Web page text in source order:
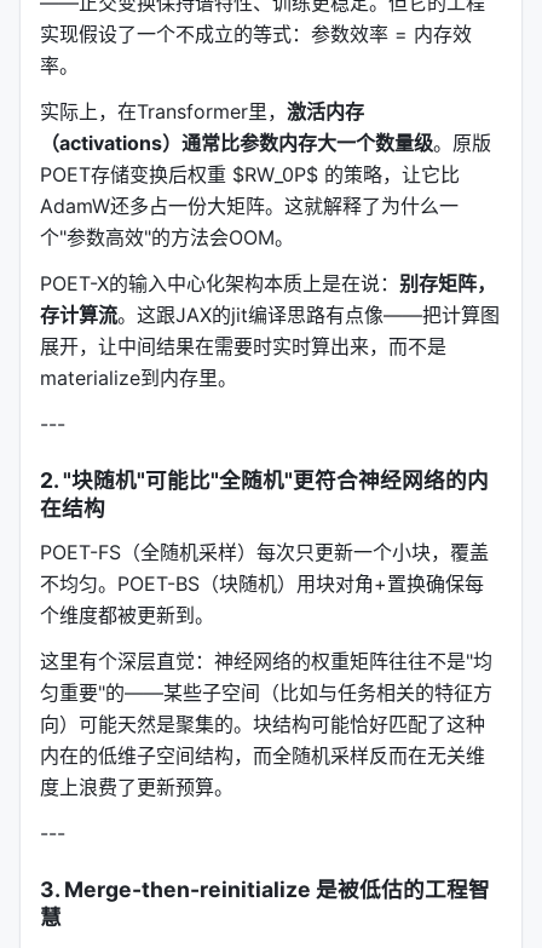
正交矩阵的参数化用Cayley-Neumann级数：$R
\approx (I+Q)(I+Q+Q^2+Q^3)$，其中Q是斜对称矩
阵。
POET-X做了两处关键优化：
存储减半 ：只存Q的上三角部分（$b(b-1)/2$参数），
而不是完整 $b^2$。
计算融合：发现所有高阶项只依赖Q和 $Q^2$。用
Triton kernel把两者加载到共享内存，一次性算出所
有项——前向从0.316ms降到0.107ms（2.96×加
速），反向也做了对称的融合。
---
4. 定制 CUDA Kernel 层
这是让POET-X从"理论上可行"变成"工程上可用"的最
后一击：
组件 原版实现 POET-X优化
置换操作 PyTorch显式矩阵
置换合并 4次独立置换 预计算到权重矩阵
块对角乘法 构造稀疏大矩阵 批量并行处理独立块
CNP前向 PyTorch逐项计算
单层延迟
注意：POET-X fast的单层延迟1.38ms已经接近标准
PyTorch线性层（cuBLAS）的性能，开销极小。
实现假设了一个不成立的等式：参数效率 = 内存效
率。
实际上，在Transformer里， 激活内存
（activations）通常比参数内存大一个数量级。原版
POET存储变换后权重 $RW_0P$ 的策略，让它比
AdamW还多占一份大矩阵。这就解释了为什么一
个"参数高效"的方法会OOM。
POET-X的输入中心化架构本质上是在说： 别存矩阵，
存计算流。这跟JAX的jit编译思路有点像——把计算图
展开，让中间结果在需要时实时算出来，而不是
materialize到内存里。
---
2. "块随机"可能比"全随机"更符合神经网络的内
在结构
POET-FS（全随机采样）每次只更新一个小块，覆盖
不均匀。POET-BS（块随机）用块对角+置换确保每
个维度都被更新到。
这里有个深层直觉：神经网络的权重矩阵往往不是"均
匀重要"的——某些子空间（比如与任务相关的特征方
向）可能天然是聚集的。块结构可能恰好匹配了这种
内在的低维子空间结构，而全随机采样反而在无关维
度上浪费了更新预算。
---
3. Merge-then-reinitialize 是被低估的工程智
慧